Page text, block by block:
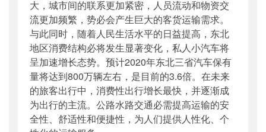
大，城市间的联系更加紧密，人员流动和物资交
流更加频繁，势必会产生巨大的客货运输需求。
与此同时，随着人民生活水平的日益提高，东北
地区消费结构必将发生显著变化，私人小汽车将
呈加速增长态势。预计2020年东北三省汽车保有
量将达到800万辆左右，是目前的3.6倍。在未来
的旅客出行中，消费性出行增长最快，并逐渐成
为出行的主流。公路水路交通必需提高运输的安
全性、舒适性和便捷性，为人们提供人性化、个